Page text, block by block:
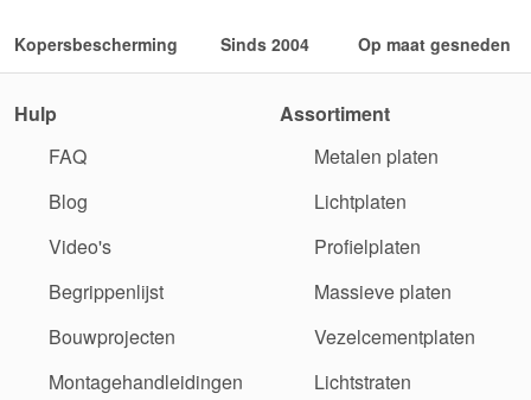
Kopersbescherming Sinds 2004 Op maat gesneden
Hulp
FAQ
Blog
Video's
Begrippenlijst
Bouwprojecten
Montagehandleidingen
Assortiment
Metalen platen
Lichtplaten
Profielplaten
Massieve platen
Vezelcementplaten
Lichtstraten